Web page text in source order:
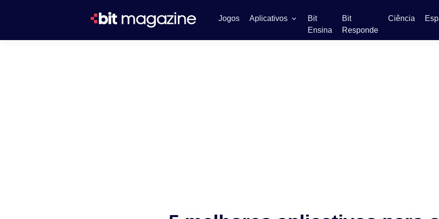
Jogos Aplicativos
Bit
Ensina
Bit
Responde
Ciência